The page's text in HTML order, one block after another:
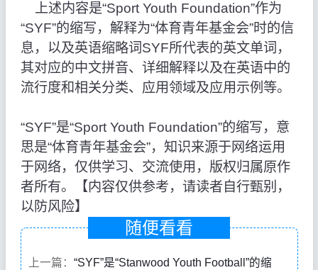
上述内容是“Sport Youth Foundation”作为
“SYF”的缩写，解释为“体育青年基金会”时的信
息，以及英语缩略词SYF所代表的英文单词，
其对应的中文拼音、详细解释以及在英语中的
流行度和相关分类、应用领域及应用示例等。
“SYF”是“Sport Youth Foundation”的缩写，意
思是“体育青年基金会”，知识来源于网络运用
于网络，仅供学习、交流使用，版权归属原作
者所有。【内容仅供参考，请读者自行甄别，
以防风险】
随便看看
上一篇： “SYF”是“Stanwood Youth Football”的缩